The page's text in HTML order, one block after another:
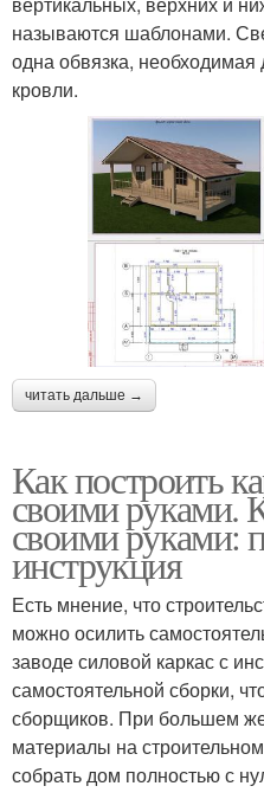
называются шаблонами.
одна обвязка, необходимая
кровли.
читать дальше →
Как построить
своими руками.
своими руками:
инструкция
Есть мнение, что
можно осилить
заводе силовой каркас с
самостоятельной сборки,
сборщиков. При большем
материалы на
собрать дом полностью с